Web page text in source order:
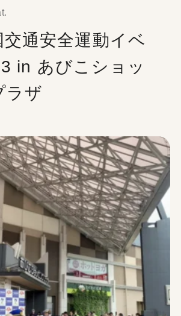
通安全運動イベ
in あびこショッ
ラザ
門店